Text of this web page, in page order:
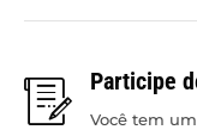
Participe
Você tem